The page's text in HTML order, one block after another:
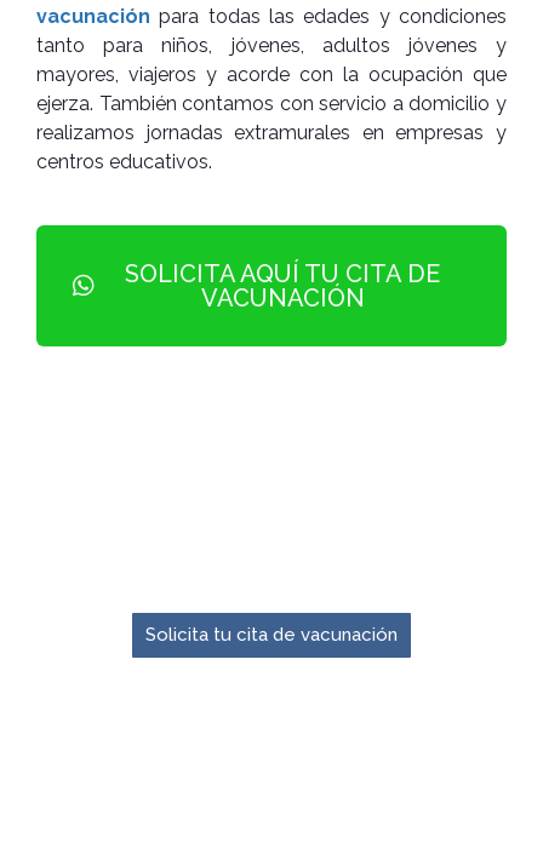
vacunación para todas las edades y condiciones
tanto para niños, jóvenes, adultos jóvenes y
mayores, viajeros y acorde con la ocupación que
ejerza. También contamos con servicio a domicilio y
realizamos jornadas extramurales en empresas y
centros educativos.
SOLICITA AQUÍ TU CITA DE
VACUNACIÓN
Solicita tu cita de vacunación